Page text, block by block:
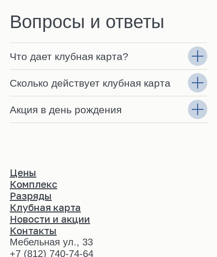
Вопросы и ответы
Что дает клубная карта?
Сколько действует клубная карта
Акция в день рождения
Цены
Комплекс
Разряды
Клубная карта
Новости и акции
Контакты
Мебельная ул., 33
+7 (812) 740-74-64